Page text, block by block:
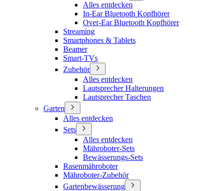
Alles entdecken
In-Ear Bluetooth Kopfhörer
Over-Ear Bluetooth Kopfhörer
Streaming
Smartphones & Tablets
Beamer
Smart-TVs
Zubehör
Alles entdecken
Lautsprecher Halterungen
Lautsprecher Taschen
Garten
Alles entdecken
Sets
Alles entdecken
Mähroboter-Sets
Bewässerungs-Sets
Rasenmähroboter
Mähroboter-Zubehör
Gartenbewässerung